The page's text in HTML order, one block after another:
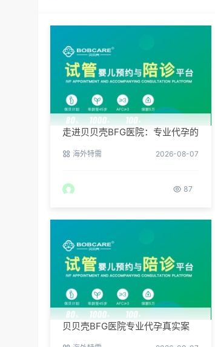
走进贝贝壳BFG医院：专业代孕的
海外特需 2026-08-07
87
贝贝壳BFG医院专业代孕真实案